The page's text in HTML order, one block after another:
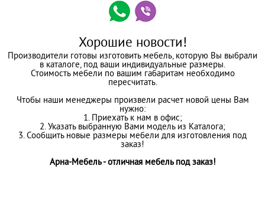
Хорошие новости!
Производители готовы изготовить мебель, которую Вы выбрали
в каталоге, под ваши индивидуальные размеры.
Стоимость мебели по вашим габаритам необходимо
пересчитать.
Чтобы наши менеджеры произвели расчет новой цены Вам
нужно:
1. Приехать к нам в офис;
2. Указать выбранную Вами модель из Каталога;
3. Сообщить новые размеры мебели для изготовления под
заказ!
Арна-Мебель - отличная мебель под заказ!